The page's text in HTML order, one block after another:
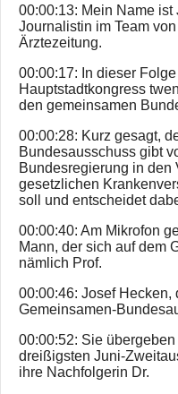
00:00:13: Mein Name
Journalistin im Team
Ärztezeitung.
00:00:17: In dieser
Hauptstadtkongress
den gemeinsamen
00:00:28: Kurz gesagt,
Bundesausschuss gibt
Bundesregierung in den
gesetzlichen
soll und entscheidet
00:00:40: Am Mikrofon
Mann, der sich auf dem
nämlich Prof.
00:00:46: Josef Hecken,
Gemeinsamen-
00:00:52: Sie
dreißigsten Juni-
ihre Nachfolgerin Dr.